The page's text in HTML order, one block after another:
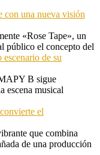
con una nueva visión
«Rose Tape», un
público el concepto del
de su
B sigue
escena musical
el
que combina
de una producción